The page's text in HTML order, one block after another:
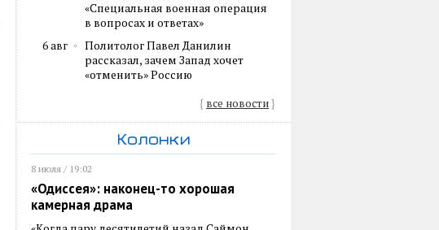
«Специальная военная операция
в вопросах и ответах»
6 авг
Политолог Павел Данилин
рассказал, зачем Запад хочет
«отменить» Россию
{ все новости}
Колонки
8 июля / 19:02
«Одиссея»: наконец-то хорошая
камерная драма